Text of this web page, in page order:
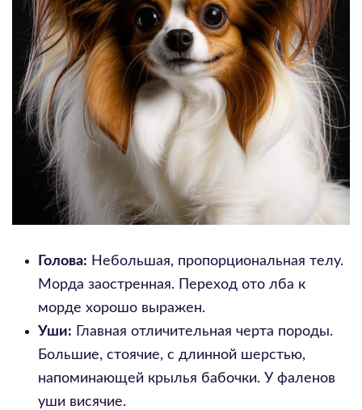
Голова: Небольшая, пропорциональная телу.
Морда заостренная. Переход ото лба к
морде хорошо выражен.
Уши: Главная отличительная черта породы.
Большие, стоячие, с длинной шерстью,
напоминающей крылья бабочки. У фаленов
уши висячие.